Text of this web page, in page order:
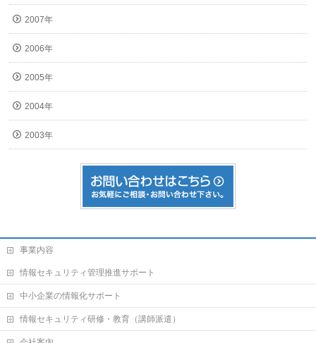
2007年
2006年
2005年
2004年
2003年
事業内容
情報セキュリティ管理推進サポート
中小企業の情報化サポート
情報セキュリティ研修・教育（講師派遣）